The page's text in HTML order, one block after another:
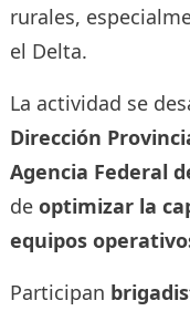
rurales,
el Delta.
La actividad se
Dirección
Agencia Federal
de optimizar la
equipos
Participan